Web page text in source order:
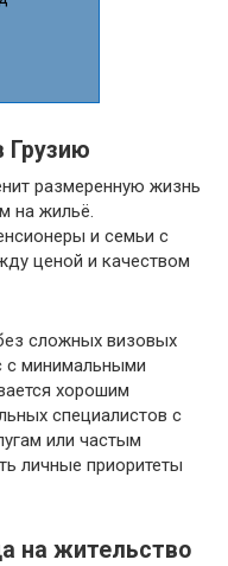
Грузию
размеренную жизнь
на жильё.
и семьи с
ценой и качеством
сложных визовых
с минимальными
хорошим
специалистов с
или частым
личные приоритеты
на жительство